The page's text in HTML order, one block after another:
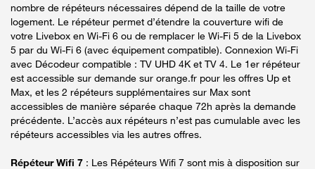
nombre de répéteurs nécessaires dépend de la taille de votre
logement. Le répéteur permet d’étendre la couverture wifi de
votre Livebox en Wi-Fi 6 ou de remplacer le Wi-Fi 5 de la Livebox
5 par du Wi-Fi 6 (avec équipement compatible). Connexion Wi-Fi
avec Décodeur compatible : TV UHD 4K et TV 4. Le 1er répéteur
est accessible sur demande sur orange.fr pour les offres Up et
Max, et les 2 répéteurs supplémentaires sur Max sont
accessibles de manière séparée chaque 72h après la demande
précédente. L’accès aux répéteurs n’est pas cumulable avec les
répéteurs accessibles via les autres offres.
Répéteur Wifi 7 : Les Répéteurs Wifi 7 sont mis à disposition sur